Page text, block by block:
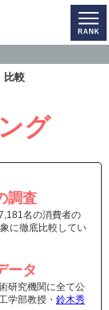
比較
グ
調査
名の消費者の
に徹底比較してい
ータ
研究機関に全て公
学部教授・ 鈴木秀